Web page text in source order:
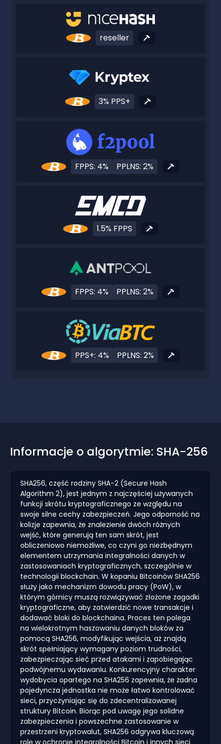
reseller
3% PPS+
FPPS: 4% PPLNS: 2%
1.5% FPPS
FPPS: 4% PPLNS: 2%
PPS+: 4% PPLNS: 2%
Informacje o algorytmie: SHA-256
SHA256, część rodziny SHA-2 (Secure Hash
Algorithm 2), jest jednym z najczęściej używanych
funkcji skrótu kryptograficznego ze względu na
swoje silne cechy zabezpieczeń. Jego odporność na
kolizje zapewnia, że znalezienie dwóch różnych
wejść, które generują ten sam skrót, jest
obliczeniowo niemożliwe, co czyni go niezbędnym
elementem utrzymania integralności danych w
zastosowaniach kryptograficznych, szczególnie w
technologii blockchain. W kopaniu Bitcoinów SHA256
służy jako mechanizm dowodu pracy (PoW), w
którym górnicy muszą rozwiązywać złożone zagadki
kryptograficzne, aby zatwierdzić nowe transakcje i
dodawać bloki do blockchaina. Proces ten polega
na wielokrotnym haszowaniu danych bloków za
pomocą SHA256, modyfikując wejścia, aż znajdą
skrót spełniający wymagany poziom trudności,
zabezpieczając sieć przed atakami i zapobiegając
podwójnemu wydawaniu. Konkurencyjny charakter
wydobycia opartego na SHA256 zapewnia, że żadna
pojedyncza jednostka nie może łatwo kontrolować
sieci, przyczyniając się do zdecentralizowanej
struktury Bitcoin. Biorąc pod uwagę jego solidne
zabezpieczenia i powszechne zastosowanie w
przestrzeni kryptowalut, SHA256 odgrywa kluczową
rolę w ochronie integralności Bitcoin i innych sieci